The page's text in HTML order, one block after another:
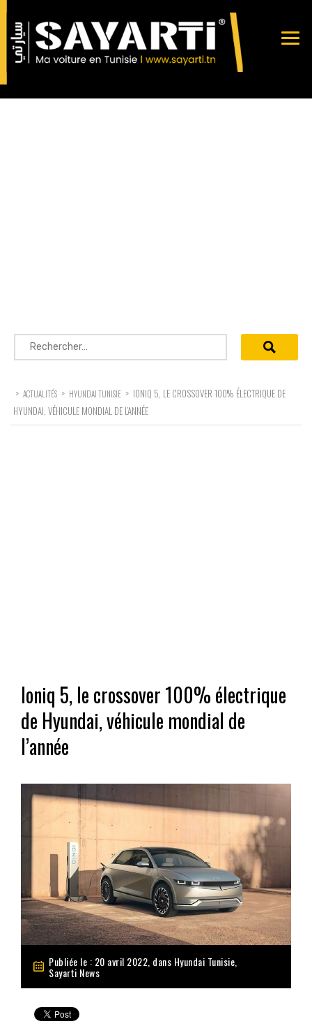
Rechercher :
> ACTUALITÉS > HYUNDAI TUNISIE > IONIQ 5, LE CROSSOVER 100% ÉLECTRIQUE DE
HYUNDAI, VÉHICULE MONDIAL DE L’ANNÉE
Ioniq 5, le crossover 100% électrique
de Hyundai, véhicule mondial de
l’année
Publiée le : 20 avril 2022, dans Hyundai Tunisie
Sayarti News